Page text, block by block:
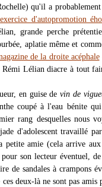
qu'il a
d'autopromotion
grande perche
aplatie même et
de la droite acéphale
Lélian diacre à tout
en guise devin de
coupé à l'eau bénite
rang desquelles nous
d'adolescent travaillé
petite amie (cela arrive
son lecteur éventuel,
de sandales à crampons
deux-là ne sont pas